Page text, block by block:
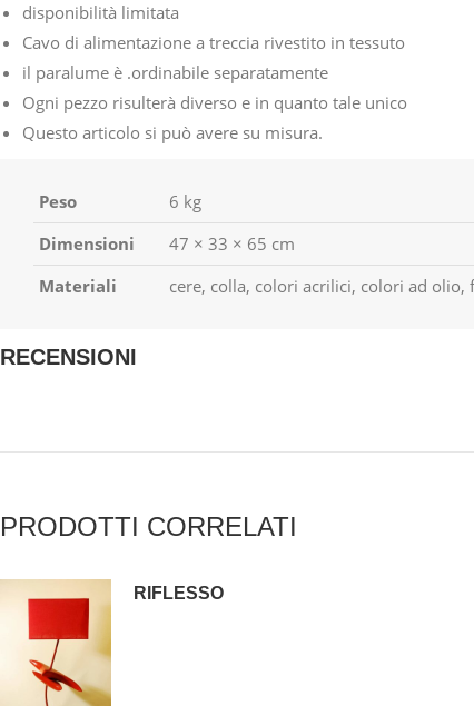
disponibilità limitata
Cavo di alimentazione a treccia rivestito in tessuto
il paralume è .ordinabile separatamente
Ogni pezzo risulterà diverso e in quanto tale unico
Questo articolo si può avere su misura.
Peso
6 kg
Dimensioni
47 × 33 × 65 cm
Materiali
cere, colla, colori acrilici, colori ad
RECENSIONI
PRODOTTI CORRELATI
RIFLESSO